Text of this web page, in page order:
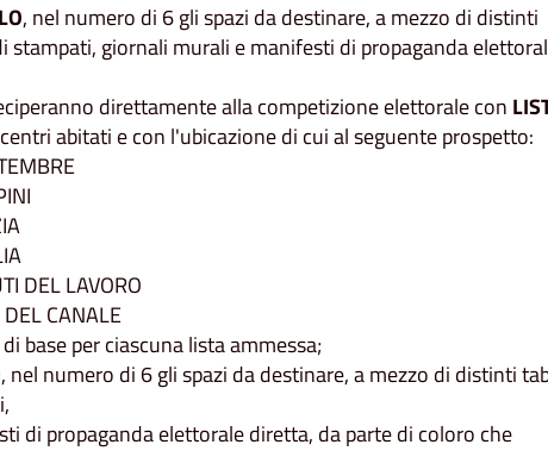
, nel numero di 6 gli spazi da destinare, a mezzo di distinti
stampati, giornali murali e manifesti di propaganda
direttamente alla competizione elettorale con
abitati e con l'ubicazione di cui al seguente prospetto:
DEL LAVORO
CANALE
base per ciascuna lista ammessa;
, nel numero di 6 gli spazi da destinare, a mezzo di distinti
di propaganda elettorale diretta, da parte di coloro che